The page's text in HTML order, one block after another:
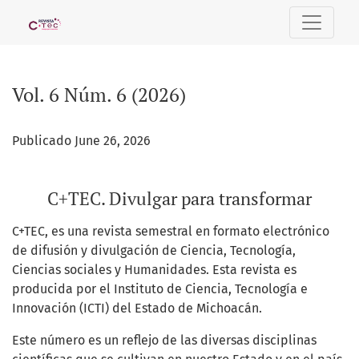
Vol. 6 Núm. 6 (2026): C+TEC. Divulgar para transformar
Vol. 6 Núm. 6 (2026)
Publicado June 26, 2026
C+TEC. Divulgar para transformar
C+TEC, es una revista semestral en formato electrónico
de difusión y divulgación de Ciencia, Tecnología,
Ciencias sociales y Humanidades. Esta revista es
producida por el Instituto de Ciencia, Tecnología e
Innovación (ICTI) del Estado de Michoacán.
Este número es un reflejo de las diversas disciplinas